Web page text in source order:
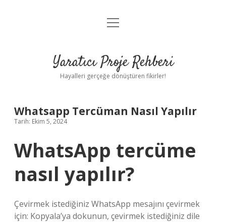
Anasayfa
Yasal Uyarı
menüyü
Yaratıcı Proje Rehberi
Hayalleri gerçeğe dönüştüren fikirler!
Whatsapp Tercüman Nasıl Yapılır
Tarih: Ekim 5, 2024
WhatsApp tercüme
nasıl yapılır?
Çevirmek istediğiniz WhatsApp mesajını çevirmek
için: Kopyala’ya dokunun, çevirmek istediğiniz dile